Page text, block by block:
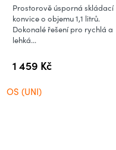
1 459 Kč
Prostorově úsporná skládací
konvice o objemu 1,1 litrů.
Dokonalé řešení pro rychlá a
lehká...
OS (UNI)